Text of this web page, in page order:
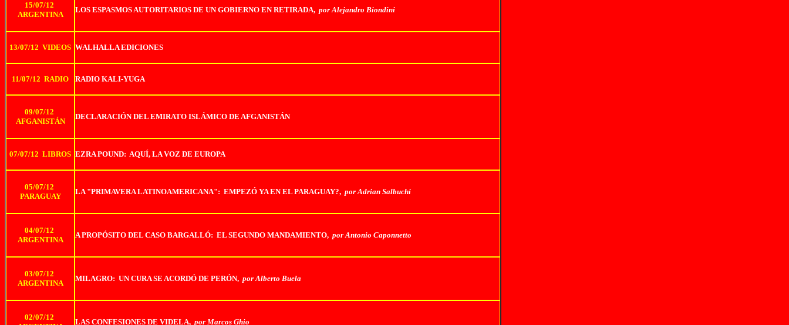
15/07/12
ARGENTINA
LOS ESPASMOS AUTORITARIOS DE UN GOBIERNO EN RETIRADA, por Alejandro Biondini
13/07/12 VIDEOS WALHALLA EDICIONES
11/07/12 RADIO RADIO KALI-YUGA
09/07/12
AFGANISTÁN
DECLARACIÓN DEL EMIRATO ISLÁMICO DE AFGANISTÁN
07/07/12 LIBROS EZRA POUND: AQUÍ, LA VOZ DE EUROPA
05/07/12
PARAGUAY
LA "PRIMAVERA LATINOAMERICANA": EMPEZÓ YA EN EL PARAGUAY?, por Adrian Salbuchi
04/07/12
ARGENTINA
A PROPÓSITO DEL CASO BARGALLÓ: EL SEGUNDO MANDAMIENTO, por Antonio Caponnetto
03/07/12
ARGENTINA
MILAGRO: UN CURA SE ACORDÓ DE PERÓN, por Alberto Buela
02/07/12
LAS CONFESIONES DE VIDELA, por Marcos Ghio